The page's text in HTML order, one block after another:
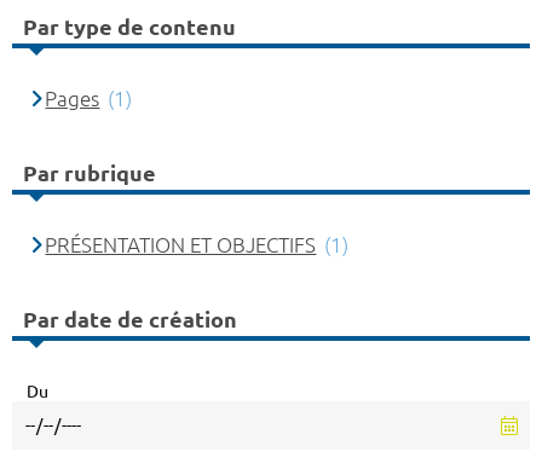
Par type de contenu
Pages (1)
Par rubrique
PRÉSENTATION ET OBJECTIFS (1)
Par date de création
Du